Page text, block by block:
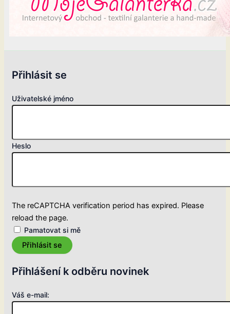
Přihlásit se
Uživatelské jméno
Heslo
The reCAPTCHA verification period has expired. Please
reload the page.
Pamatovat si mě
Přihlásit se
Přihlášení k odběru novinek
Váš e-mail: